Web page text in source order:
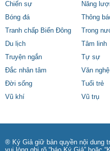
Chiến sự
Năng
Bóng đá
Thông
Tranh chấp Biển Đông
Trong
Du lịch
Tâm linh
Truyện ngắn
Tự sự
Đắc nhân tâm
Văn nghệ
Đời sống
Tuổi trẻ
Vũ khí
Vũ trụ
® Ký Giả giữ bản quyền nội dung